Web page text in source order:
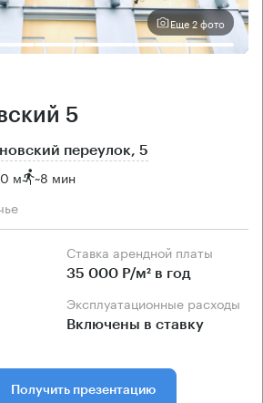
Еще 2 фото
5
переулок, 5
м ~8 мин
Ставка арендной платы
35 000 Р/м² в год
Эксплуатационные расходы
Включены в ставку
Получить презентацию